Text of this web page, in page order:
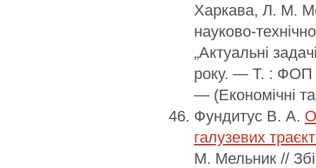
Харкава, Л. М.
науково-
„Актуальні
року. — Т. :
— (Економічні та
Фундитус В. А.
галузевих
М. Мельник //